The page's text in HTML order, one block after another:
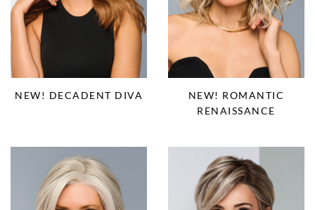
NEW! DECADENT DIVA
NEW! ROMANTIC
RENAISSANCE